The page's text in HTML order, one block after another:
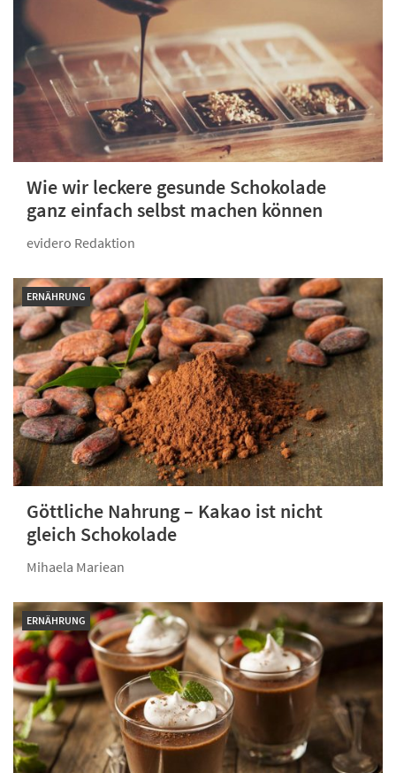
Wie wir leckere gesunde Schokolade
ganz einfach selbst machen können
evidero Redaktion
ERNÄHRUNG
Göttliche Nahrung – Kakao ist nicht
gleich Schokolade
Mihaela Mariean
ERNÄHRUNG